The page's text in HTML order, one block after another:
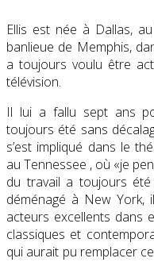
Ellis est née à Dallas,
banlieue de Memphis,
a toujours voulu être
télévision.
Il lui a fallu sept ans
toujours été sans
s’est impliqué dans le
au Tennessee , où «je
du travail a toujours
déménagé à New York,
acteurs excellents dans
classiques et
qui aurait pu remplacer